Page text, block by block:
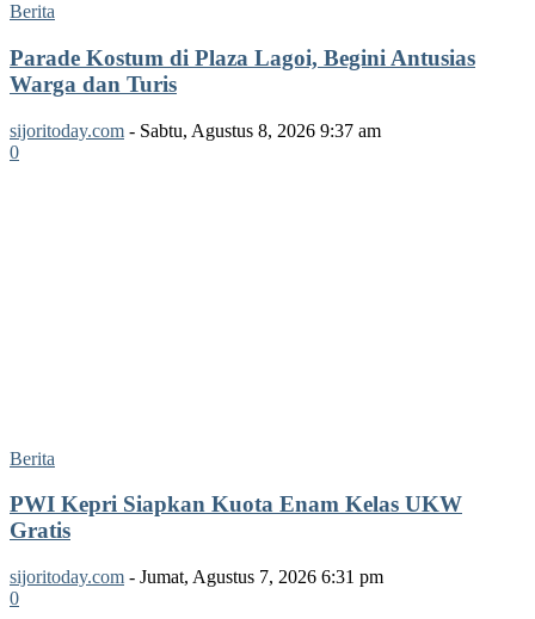
Berita
Parade Kostum di Plaza Lagoi, Begini Antusias
Warga dan Turis
sijoritoday.com - Sabtu, Agustus 8, 2026 9:37 am
0
Berita
PWI Kepri Siapkan Kuota Enam Kelas UKW
Gratis
sijoritoday.com - Jumat, Agustus 7, 2026 6:31 pm
0